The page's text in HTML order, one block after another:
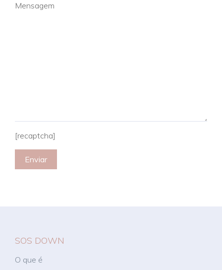
Mensagem
[recaptcha]
SOS DOWN
O que é